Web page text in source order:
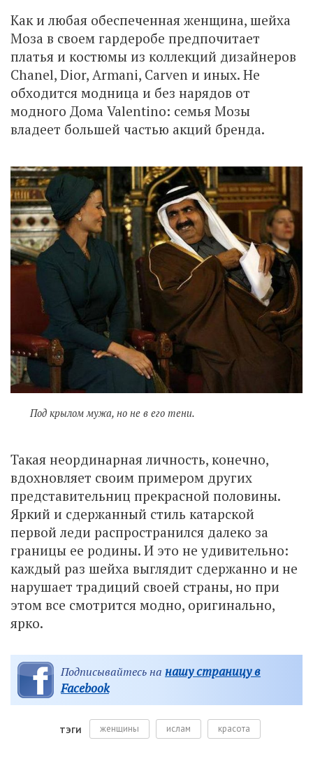
Как и любая обеспеченная женщина, шейха
Моза в своем гардеробе предпочитает
платья и костюмы из коллекций дизайнеров
Chanel, Dior, Armani, Carven и иных. Не
обходится модница и без нарядов от
модного Дома Valentino: семья Мозы
владеет большей частью акций бренда.
Под крылом мужа, но не в его тени.
Такая неординарная личность, конечно,
вдохновляет своим примером других
представительниц прекрасной половины.
Яркий и сдержанный стиль катарской
первой леди распространился далеко за
границы ее родины. И это не удивительно:
каждый раз шейха выглядит сдержанно и не
нарушает традиций своей страны, но при
этом все смотрится модно, оригинально,
ярко.
Подписывайтесь на нашу страницу в
Facebook
ТЭГИ женщины ислам красота